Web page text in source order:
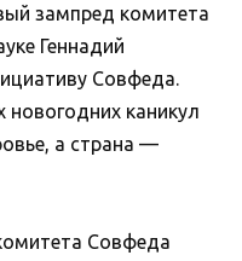
зампред комитета
Геннадий
Совфеда.
каникул
а страна —
Совфеда